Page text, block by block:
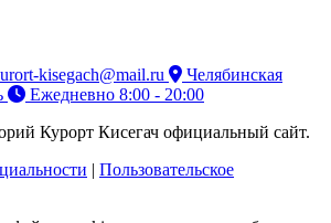
kisegach@mail.ru
Челябинская
Ежедневно 8:00 - 20:00
Курорт Кисегач официальный сайт.
| Пользовательское